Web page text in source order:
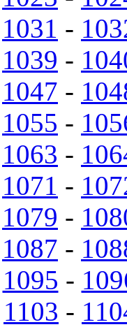
1031 -
1039 -
1047 -
1055 -
1063 -
1071 -
1079 -
1087 -
1095 -
1103 -